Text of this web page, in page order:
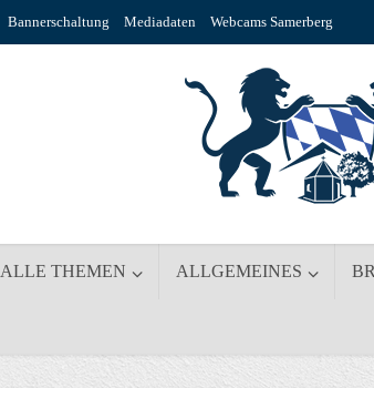
Bannerschaltung Mediadaten Webcams Samerberg
ALLE THEMEN ALLGEMEINES